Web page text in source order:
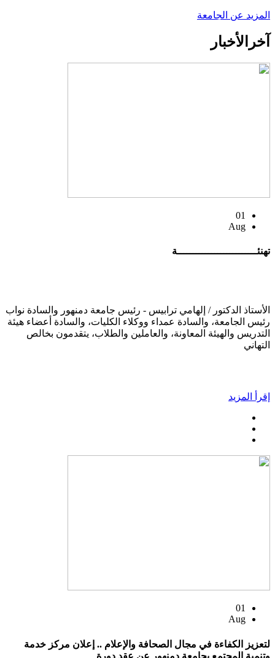
المزيد عن الجامعة
آخر الأخبار
01
Aug
تهنئــــــــــــــــــــــــــة
الأستاذ الدكتور / إلهامي ترابيس - رئيس جامعة دمنهور والسادة نواب
رئيس الجامعة، والسادة عمداء ووكلاء الكليات، والسادة أعضاء هيئة
التدريس والهيئة المعاونة، والعاملين والطلاب، يتقدمون بخالص
التهاني
إقرأ المزيد
01
Aug
لتعزيز الكفاءة في مجال الصحافة والإعلام .. إعلان مركز خدمة
وتنمية المجتمع بجامعة دمنهور عن عقد دورة